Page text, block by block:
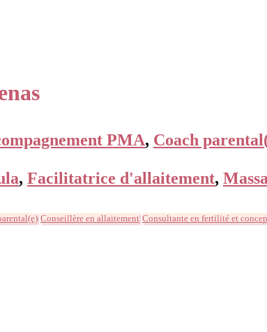
PMA, Coach
, Facilitatrice d'allaitement,
Conseillère en allaitement Consultante en fertilité et